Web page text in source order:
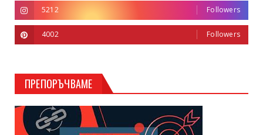
5212 Followers
4002 Followers
ПРЕПОРЪЧВАМЕ